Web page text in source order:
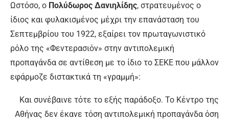
Ωστόσο, ο Πολύδωρος Δανιηλίδης, στρατευμένος ο
ίδιος και φυλακισμένος μέχρι την επανάσταση του
Σεπτεμβρίου του 1922, εξαίρει τον πρωταγωνιστικό
ρόλο της «Φεντερασιόν» στην αντιπολεμική
προπαγάνδα σε αντίθεση με το ίδιο το ΣΕΚΕ που μάλλον
εφάρμοζε διστακτικά τη «γραμμή»:
Και συνέβαινε τότε το εξής παράδοξο. Το Κέντρο της
Αθήνας δεν έκανε τόση αντιπολεμική προπαγάνδα όση